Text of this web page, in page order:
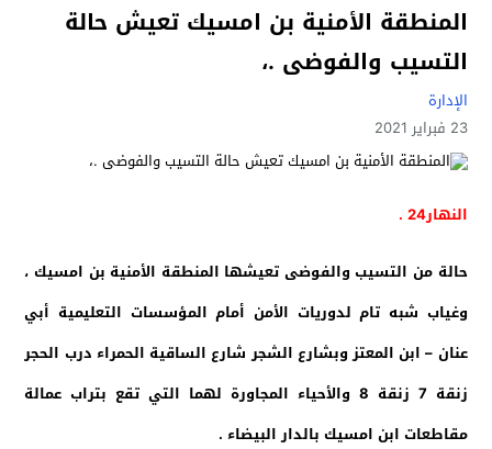
المنطقة الأمنية بن امسيك تعيش حالة
التسيب والفوضى .،
الإدارة
23 فبراير 2021
النهار24 .
حالة من التسيب والفوضى تعيشها المنطقة الأمنية بن امسيك ،
وغياب شبه تام لدوريات الأمن أمام المؤسسات التعليمية أبي
عنان – ابن المعتز وبشارع الشجر شارع الساقية الحمراء درب الحجر
زنقة 7 زنقة 8 والأحياء المجاورة لهما التي تقع بتراب عمالة
مقاطعات ابن امسيك بالدار البيضاء .